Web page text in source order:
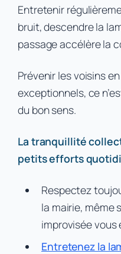
Entretenir
bruit, descendre la
passage accélère la
Prévenir les voisins
exceptionnels, ce
du bon sens.
La tranquillité
petits efforts
Respectez
la mairie, même
improvisée vous
Entretenez la